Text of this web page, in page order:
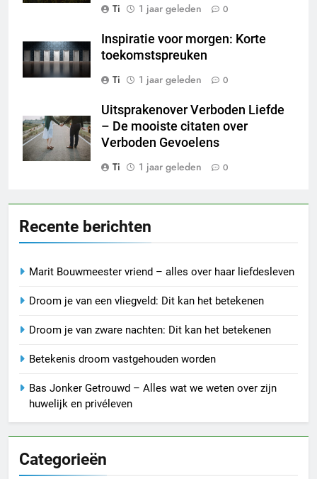
Ti
1 jaar geleden 0
Inspiratie voor morgen: Korte
toekomstspreuken
Ti
1 jaar geleden 0
Uitsprakenover Verboden Liefde
– De mooiste citaten over
Verboden Gevoelens
Ti
1 jaar geleden 0
Recente berichten
Marit Bouwmeester vriend – alles over haar liefdesleven
Droom je van een vliegveld: Dit kan het betekenen
Droom je van zware nachten: Dit kan het betekenen
Betekenis droom vastgehouden worden
Bas Jonker Getrouwd – Alles wat we weten over zijn
huwelijk en privéleven
Categorieën